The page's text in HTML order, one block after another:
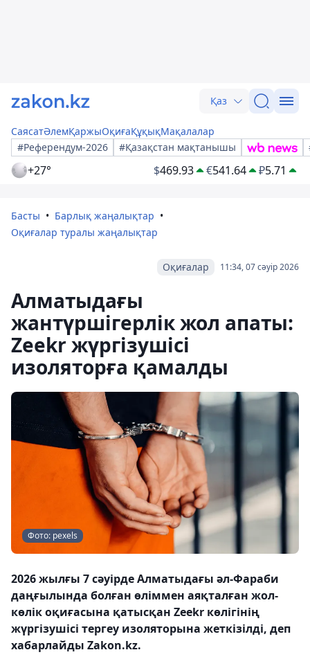
Қаз
СаясатӘлемҚаржыОқиғаҚұқықМақалалар
#Референдум-2026
#Қазақстан мақтанышы
+27° $469.93 €541.64 ₽5.71
Басты
Барлық жаңалықтар
Оқиғалар туралы жаңалықтар
11:34, 07 сәуір 2026
Оқиғалар
Алматыдағы
жантүршігерлік жол апаты:
Zeekr жүргізушісі
изоляторға қамалды
Фото: pexels
2026 жылғы 7 сәуірде Алматыдағы әл-Фараби
даңғылында болған өліммен аяқталған жол-
көлік оқиғасына қатысқан Zeekr көлігінің
жүргізушісі тергеу изоляторына жеткізілді, деп
хабарлайды Zakon.kz.